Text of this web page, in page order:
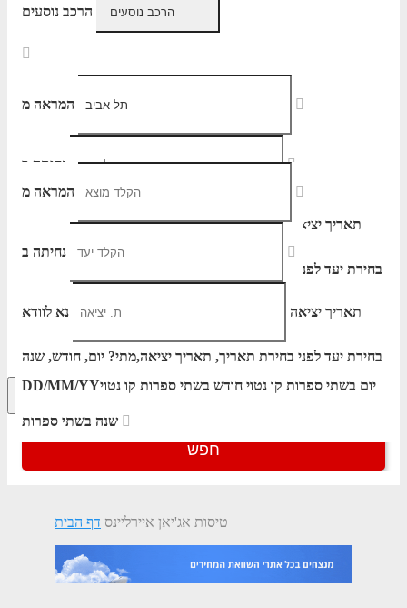
הרכב נוסעים
המראה מ
נחיתה ב
תאריך יציאה
בחירת יעד לפני בחירת תאריך,
המראה מ
נחיתה ב
תאריך יציאה נא לוודא
בחירת יעד לפני בחירת תאריך, תאריך יציאה,מתי? יום, חודש, שנה
DD/MM/YYיום בשתי ספרות קו נטוי חודש בשתי ספרות קו נטוי
הרכב נוסעים
חפש
חיפוש מתקדםאפשרויות החיפוש הנוספות מוצגות לפני
דף הבית טיסות אג'יאן איירליינס